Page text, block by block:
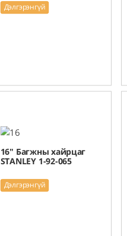
Дэлгэрэнгүй
16" Багжны хайрцаг
STANLEY 1-92-065
Дэлгэрэнгүй